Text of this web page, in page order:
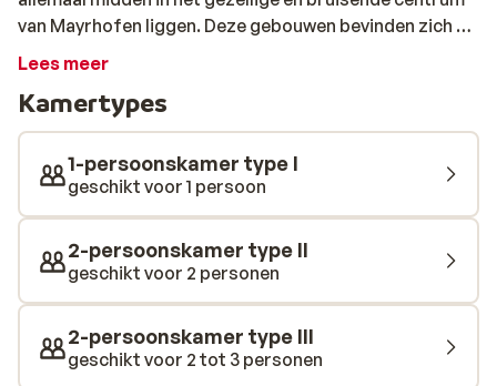
van Mayrhofen liggen. Deze gebouwen bevinden zich op
slechts een paar minuten lopen van elkaar en van het
jouw hotel ligt altijd midden in het levendige hart van
het dorp. Ontbijt is inbegrepen tijdens je verblijf, zodat
je elke dag goed begint voor een actieve dag in de
sneeuw. Wie na het skiën nog energie over heeft, loopt
binnen bij de levendige Icebar in Hotel Strass, dé
hotspot voor après-ski. Voor wat ontspanning kun je
terecht in het prachtige wellnesscentrum van Hotel
Strass. Laat je lichaam tot rust komen in de sauna, het
ontspannende baantjes in het zwembad. Kortom, Hotel
Strass biedt alles voor een onvergetelijk verblijf in
Lees meer
Kamertypes
1-persoonskamer type I
geschikt voor 1 persoon
2-persoonskamer type II
geschikt voor 2 personen
2-persoonskamer type III
geschikt voor 2 tot 3 personen